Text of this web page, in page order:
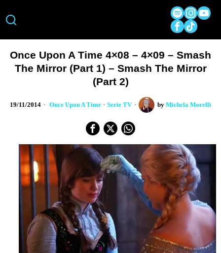
Once Upon A Time 4×08 – 4×09 – Smash
The Mirror (Part 1) – Smash The Mirror
(Part 2)
19/11/2014 Once Upon A Time · Serie TV by Michela Morelli